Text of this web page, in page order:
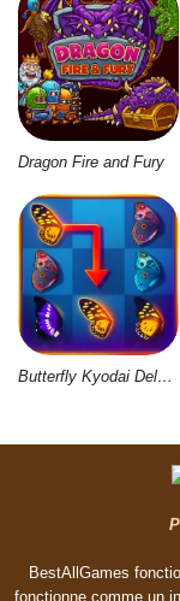
Dragon Fire and Fury
Butterfly Kyodai Deluxe 2
BestAllGames
fonctionne comme un